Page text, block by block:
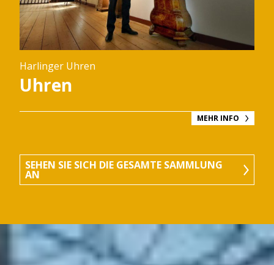
Harlinger Uhren
Uhren
MEHR INFO
SEHEN SIE SICH DIE GESAMTE SAMMLUNG
AN